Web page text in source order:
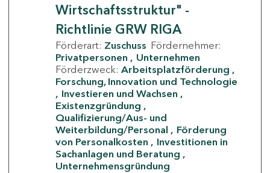
Wirtschaftsstruktur" -
Richtlinie GRW RIGA
Förderart: Zuschuss Fördernehmer:
Privatpersonen
Unternehmen
Förderzweck: Arbeitsplatzförderung
Forschung, Innovation und Technologie
Investieren und Wachsen
Existenzgründung
Qualifizierung/Aus- und
Weiterbildung/Personal
Förderung
von Personalkosten
Investitionen in
Sachanlagen und Beratung
Unternehmensgründung